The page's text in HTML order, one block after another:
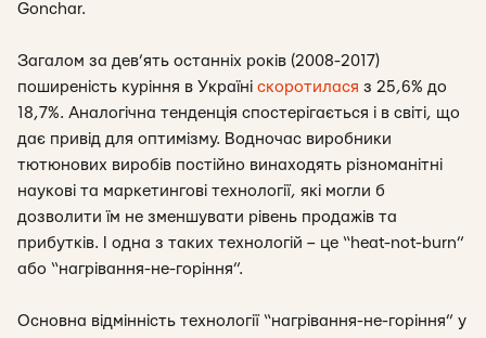
Gonchar.
Загалом за дев’ять останніх років (2008-2017)
поширеність куріння в Україні скоротилася з 25,6% до
18,7%. Аналогічна тенденція спостерігається і в світі, що
дає привід для оптимізму. Водночас виробники
тютюнових виробів постійно винаходять різноманітні
наукові та маркетингові технології, які могли б
дозволити їм не зменшувати рівень продажів та
прибутків. І одна з таких технологій – це “heat-not-burn”
або “нагрівання-не-горіння”.
Основна відмінність технології “нагрівання-не-горіння” у